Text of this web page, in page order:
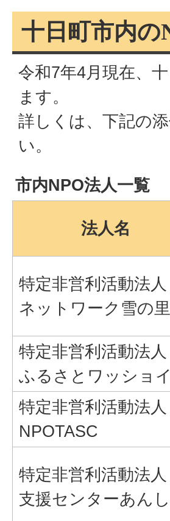
十日町市内の
令和7年4月現在、
ます。
詳しくは、下記の
い。
市内NPO法人一覧
法人名
特定非営利活動法人
ネットワーク雪の里
特定非営利活動法人
ふるさとワッショイ
特定非営利活動法人
NPOTASC
特定非営利活動法人
支援センターあん